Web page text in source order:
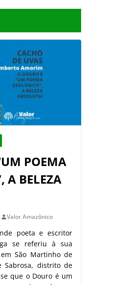
POEMA
A BELEZA
Valor Amazônico
poeta e escritor
se referiu à sua
São Martinho de
Sabrosa, distrito de
que o Douro é um